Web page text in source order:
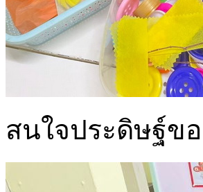
สนใจประดิษฐ์ข